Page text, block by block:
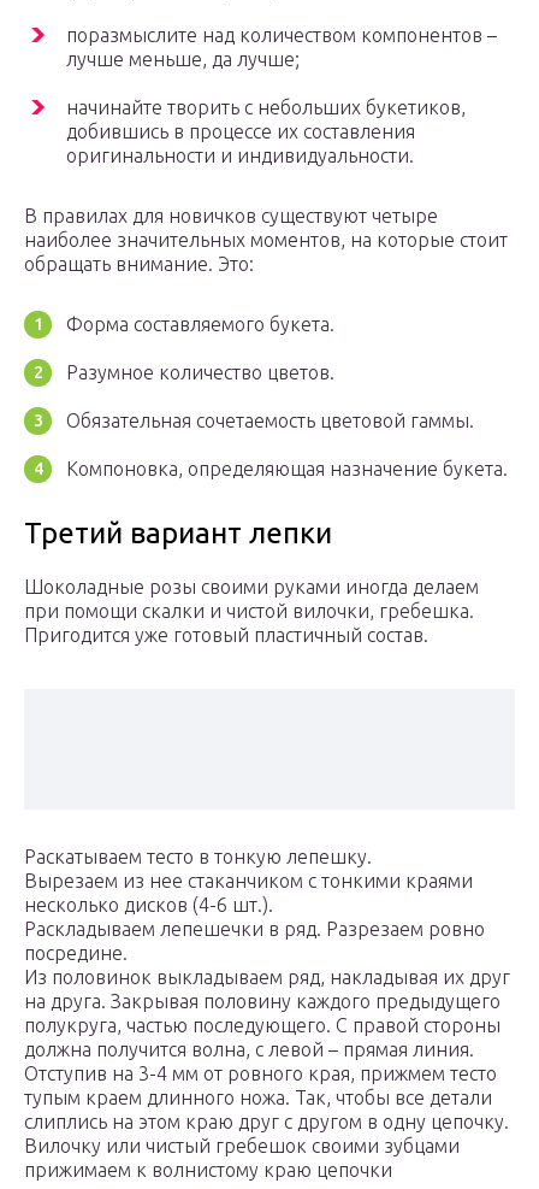
поразмыслите над количеством компонентов –
лучше меньше, да лучше;
начинайте творить с небольших букетиков,
добившись в процессе их составления
оригинальности и индивидуальности.
В правилах для новичков существуют четыре
наиболее значительных моментов, на которые стоит
обращать внимание. Это:
Форма составляемого букета.
Разумное количество цветов.
Обязательная сочетаемость цветовой гаммы.
Компоновка, определяющая назначение букета.
Третий вариант лепки
Шоколадные розы своими руками иногда делаем
при помощи скалки и чистой вилочки, гребешка.
Пригодится уже готовый пластичный состав.
Раскатываем тесто в тонкую лепешку.
Вырезаем из нее стаканчиком с тонкими краями
несколько дисков (4-6 шт.).
Раскладываем лепешечки в ряд. Разрезаем ровно
посредине.
Из половинок выкладываем ряд, накладывая их друг
на друга. Закрывая половину каждого предыдущего
полукруга, частью последующего. С правой стороны
должна получится волна, с левой – прямая линия.
Отступив на 3-4 мм от ровного края, прижмем тесто
тупым краем длинного ножа. Так, чтобы все детали
слиплись на этом краю друг с другом в одну цепочку.
Вилочку или чистый гребешок своими зубцами
прижимаем к волнистому краю цепочки